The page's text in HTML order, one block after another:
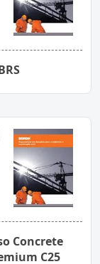
Concrete
C25